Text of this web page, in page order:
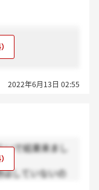
2022年6月13日 02:55
いで結果来まし
はしていないの